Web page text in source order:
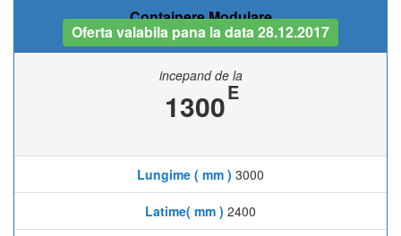
Containere Modulare
Oferta valabila pana la data 28.12.2017
incepand de la
1300E
Lungime ( mm ) 3000
Latime( mm ) 2400